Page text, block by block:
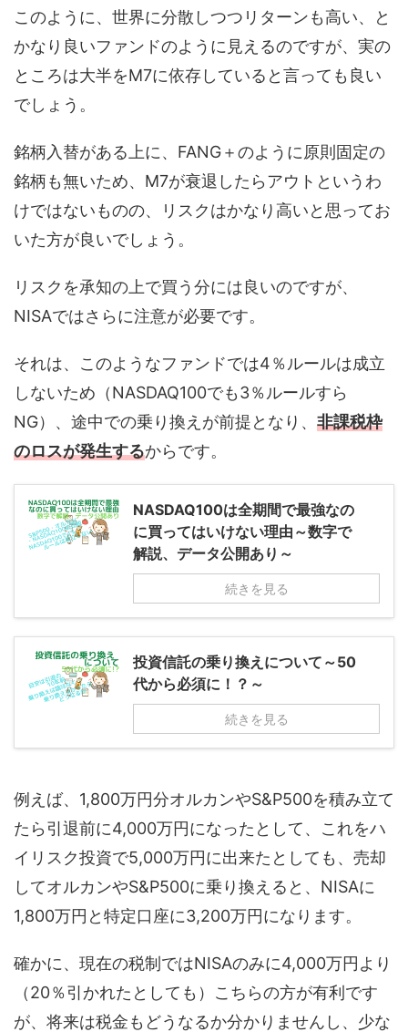
このように、世界に分散しつつリターンも高い、と
かなり良いファンドのように見えるのですが、実の
ところは大半をM7に依存していると言っても良い
でしょう。
銘柄入替がある上に、FANG＋のように原則固定の
銘柄も無いため、M7が衰退したらアウトというわ
けではないものの、リスクはかなり高いと思ってお
いた方が良いでしょう。
リスクを承知の上で買う分には良いのですが、
NISAではさらに注意が必要です。
それは、このようなファンドでは4％ルールは成立
しないため（NASDAQ100でも3％ルールすら
NG）、途中での乗り換えが前提となり、 非課税枠
のロスが発生するからです。
NASDAQ100は全期間で最強なの
に買ってはいけない理由～数字で
解説、データ公開あり～
続きを見る
投資信託の乗り換えについて～50
代から必須に！？～
続きを見る
例えば、1,800万円分オルカンやS&P500を積み立て
たら引退前に4,000万円になったとして、これをハ
イリスク投資で5,000万円に出来たとしても、売却
してオルカンやS&P500に乗り換えると、NISAに
1,800万円と特定口座に3,200万円になります。
確かに、現在の税制ではNISAのみに4,000万円より
（20％引かれたとしても）こちらの方が有利です
が、将来は税金もどうなるか分かりませんし、少な